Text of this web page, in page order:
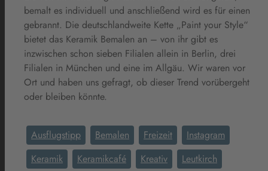
bemalt es individuell und anschließend wird es für einen
gebrannt. Die deutschlandweite Kette „Paint your Style“
bietet das Keramik Bemalen an – von ihr gibt es
inzwischen schon sieben Filialen allein in Berlin, drei
Filialen in München und eine im Allgäu. Wir waren vor
Ort und haben uns gefragt, ob dieser Trend vorübergeht
oder bleiben könnte.
Ausflugstipp Bemalen Freizeit
Instagram
Keramik
Keramikcafé Kreativ
Leutkirch